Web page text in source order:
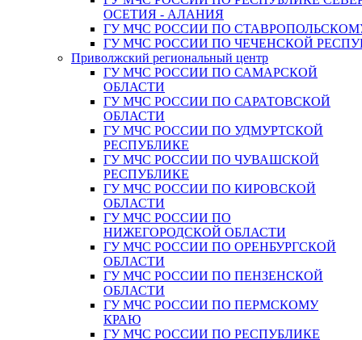
ОСЕТИЯ - АЛАНИЯ
ГУ МЧС РОССИИ ПО
ГУ МЧС РОССИИ ПО ЧЕЧЕНСКОЙ
Приволжский региональный центр
ГУ МЧС РОССИИ ПО САМАРСКОЙ
ОБЛАСТИ
ГУ МЧС РОССИИ ПО САРАТОВСКОЙ
ОБЛАСТИ
ГУ МЧС РОССИИ ПО УДМУРТСКОЙ
РЕСПУБЛИКЕ
ГУ МЧС РОССИИ ПО ЧУВАШСКОЙ
РЕСПУБЛИКЕ
ГУ МЧС РОССИИ ПО КИРОВСКОЙ
ОБЛАСТИ
ГУ МЧС РОССИИ ПО
НИЖЕГОРОДСКОЙ ОБЛАСТИ
ГУ МЧС РОССИИ ПО ОРЕНБУРГСКОЙ
ОБЛАСТИ
ГУ МЧС РОССИИ ПО ПЕНЗЕНСКОЙ
ОБЛАСТИ
ГУ МЧС РОССИИ ПО ПЕРМСКОМУ
КРАЮ
ГУ МЧС РОССИИ ПО РЕСПУБЛИКЕ